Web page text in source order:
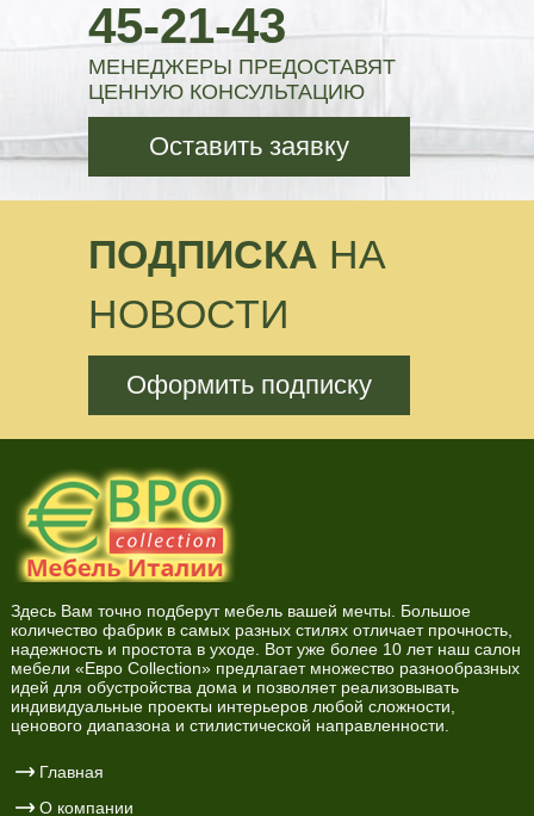
45-21-43
МЕНЕДЖЕРЫ ПРЕДОСТАВЯТ
ЦЕННУЮ КОНСУЛЬТАЦИЮ
Оставить заявку
ПОДПИСКА НА
НОВОСТИ
Оформить подписку
Здесь Вам точно подберут мебель вашей мечты. Большое
количество фабрик в самых разных стилях отличает прочность,
надежность и простота в уходе. Вот уже более 10 лет наш салон
мебели «Евро Collection» предлагает множество разнообразных
идей для обустройства дома и позволяет реализовывать
индивидуальные проекты интерьеров любой сложности,
ценового диапазона и стилистической направленности.
Главная
О компании